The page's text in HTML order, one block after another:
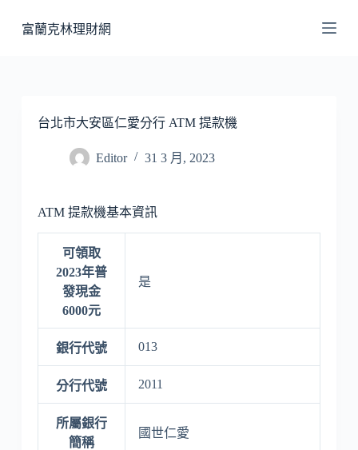
至
富蘭克林理財網
台北市大安區仁愛分行 ATM 提款機
Editor 31 3 月, 2023
ATM 提款機基本資訊
可領取
2023年普
發現金
6000元
是
銀行代號 013
分行代號 2011
所屬銀行
簡稱
國世仁愛